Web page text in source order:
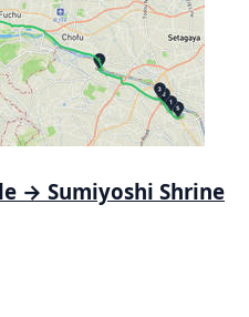
→ Sumiyoshi Shrine